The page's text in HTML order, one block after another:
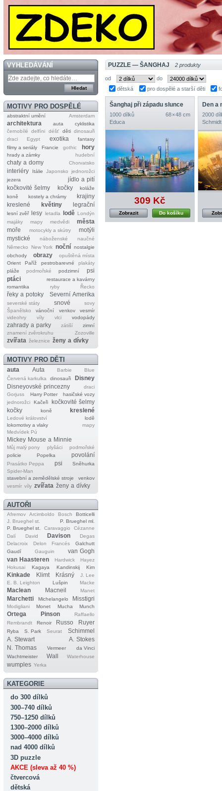
VYHLEDÁVÁNÍ
MOTIVY PRO DOSPĚLÉ
abstraktní umění Amsterdam
architektura auta
cyklistika
černobílé
delfíni déšť děti dinosauři
draci
Egypt exotika
fantasy
filmy a seriály
Francie gothic hory
hrady a zámky hudební
chaty a domy Chorvatsko
interiéry Itálie Japonsko
jednorožci
jezera
jídlo a pití
kočkovité šelmy
kočky
koláže
koně
kostely a chrámy
krajiny
kreslené
květiny legrační
lesní zvěř lesy letadla lodě Londýn
majáky
mapy medvědi
města
moře
motocykly a skútry
motýli
mystické
náboženské
naučné
Německo
New York noční nostalgie
obchody
obrazy
opuštěná místa
Orient
Paříž pestrobarevné
plakáty
pláže
podmořské podzimní
psi
ptáci
restaurace a kavárny
romantika
ryby Řecko
řeky a potoky Severní Amerika
severské státy snové
sovy
Španělsko
vánoční venkov
vesmír
videohry
víly vlci vodopády
zahrady a parky zátiší
zimní
znamení zvěrokruhu
Zozoville
zvířata železnice ženy a dívky
MOTIVY PRO DĚTI
auta Auta Barbie
Blue
Červená karkulka
dinosauři
Disney
Disneyovské princezny
draci
Gorjuss
Harry Potter
hasičské vozy
jednorožci
Kačeři
kočkovité šelmy
kočky
koně kreslené
Ledové království
lodě
lokomotivy a vlaky
mapy
Medvídek Pú
Mickey Mouse a Minnie
Můj malý pony plyšáci
podmořské
policie
Popelka povolání
Prasátko Peppa psi
Sněhurka
Spider‐Man
stavební a zemědělské stroje
venkov
vesmír víly zvířata ženy a dívky
AUTOŘI
Afremov Arcimboldo Bosch
Botticelli
J. Brueghel st.
P. Brueghel ml.
P. Brueghel st.
Caravaggio
Cézanne
Dalí
David Davison
Degas
Delacroix
Delon Francés
Galchutt
Gaudí
Gauguin
van Gogh
van Haasteren
Hardwick
Hayez
Hokusai
Kagaya Kandinskij Kim
Kinkade Klimt Krásný
J. Lee
E. B. Leighton
Lušpin Macke
Maclean Macneil Manet
Marchetti Michelangelo Misstigri
Modigliani Monet Mucha Munch
Ortega Pinson
Raffaello
Rembrandt
Renoir Russo Ruyer
Ryba S. Park Seurat
Schimmel
A. Stewart
A. Stokes
N. Thomas
Vermeer
da Vinci
Wachtmeister
Wall Waterhouse
wumples Yerka
KATEGORIE
do 300 dílků
300–740 dílků
750–1250 dílků
1300–2000 dílků
3000–4000 dílků
nad 4000 dílků
3D puzzle
AKCE (sleva až 40 %)
čtvercová
dětská
PUZZLE — ŠANGHAJ 2 produkty
od
do
dětská
pro dospělé a starší děti
Šanghaj při západu slunce
1000 dílků
68 × 48 cm
Educa
309 Kč
Do košíku
Zobrazit
Den a
2000
Schmidt